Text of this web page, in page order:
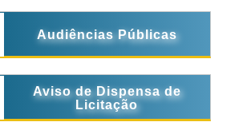
Audiências Públicas
Aviso de Dispensa de
Licitação